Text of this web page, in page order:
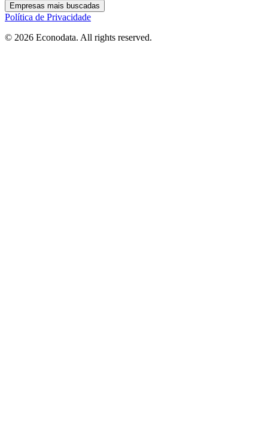
Empresas mais buscadas
Política de Privacidade
© 2026 Econodata. All rights reserved.